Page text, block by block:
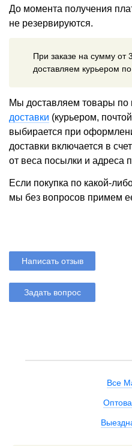
До момента получения
не резервируются.
При заказе на сумму от
доставляем курьером
Мы доставляем товары по
доставки (курьером,
выбирается при
доставки включается в
от веса посылки и адреса
Если покупка по какой-
мы без вопросов примем
Написать отзыв
Задать вопрос
Все